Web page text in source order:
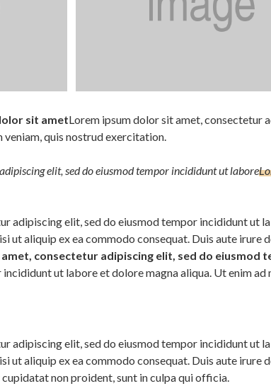
sit ametLorem ipsum dolor sit amet, consectetur
quis nostrud exercitation.
elit, sed do eiusmod tempor incididunt ut labore
adipiscing elit, sed do eiusmod tempor incididunt ut
ut aliquip ex ea commodo consequat. Duis aute
consectetur adipiscing elit, sed do eiusmod
ut labore et dolore magna aliqua. Ut enim ad
adipiscing elit, sed do eiusmod tempor incididunt ut
ut aliquip ex ea commodo consequat. Duis aute
non proident, sunt in culpa qui officia.